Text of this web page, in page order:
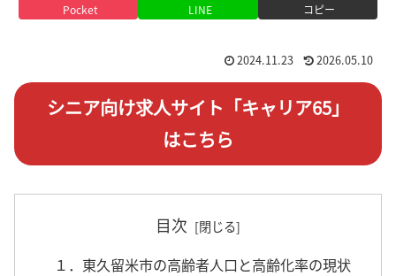
Pocket LINE コピー
2024.11.23 2026.05.10
シニア向け求人サイト「キャリア65」
はこちら
目次
１．東久留米市の高齢者人口と高齢化率の現状